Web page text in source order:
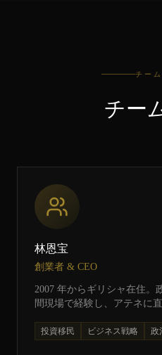
チー
チー
林恩宝
創業者 & CEO
2007 年からギリシャ在住。
間現場で経験し、アテネに
投資移民 ビジネス戦略 政